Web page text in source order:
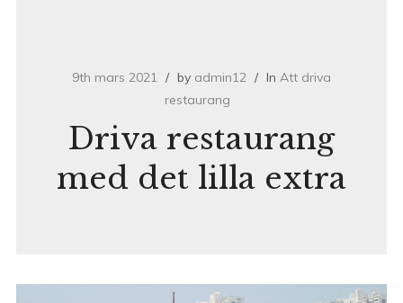
9th mars 2021 by admin12 In Att driva
restaurang
Driva restaurang
med det lilla extra